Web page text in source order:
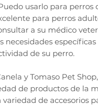
usarlo para
para perros
a su médico
necesidades
de su perro.
y Tomaso Pet
de productos de la
variedad de accesorios